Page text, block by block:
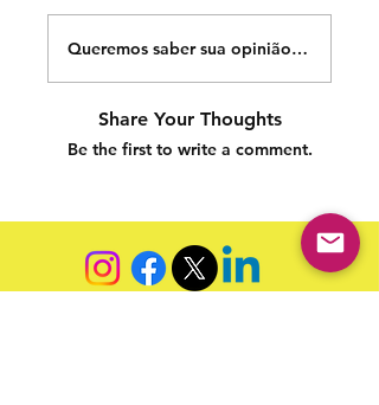
Queremos saber sua opinião sobre
Share Your Thoughts
Be the first to write a comment.